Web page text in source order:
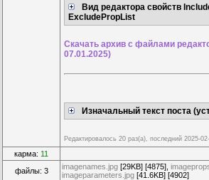
Вид редактора свойств
ExcludePropList
Скачать архив с файлами
07.01.2025)
Изначальный текст поста
Редактировалось 20 раз(а), последний 2025-
карма: 11
файлы: 3 imagenames.jpg [29KB] [4875],
imageparameters.jpg [41.6KB] [4902]